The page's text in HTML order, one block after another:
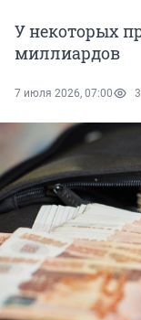
У некоторых
миллиардов
7 июля 2026, 07:00